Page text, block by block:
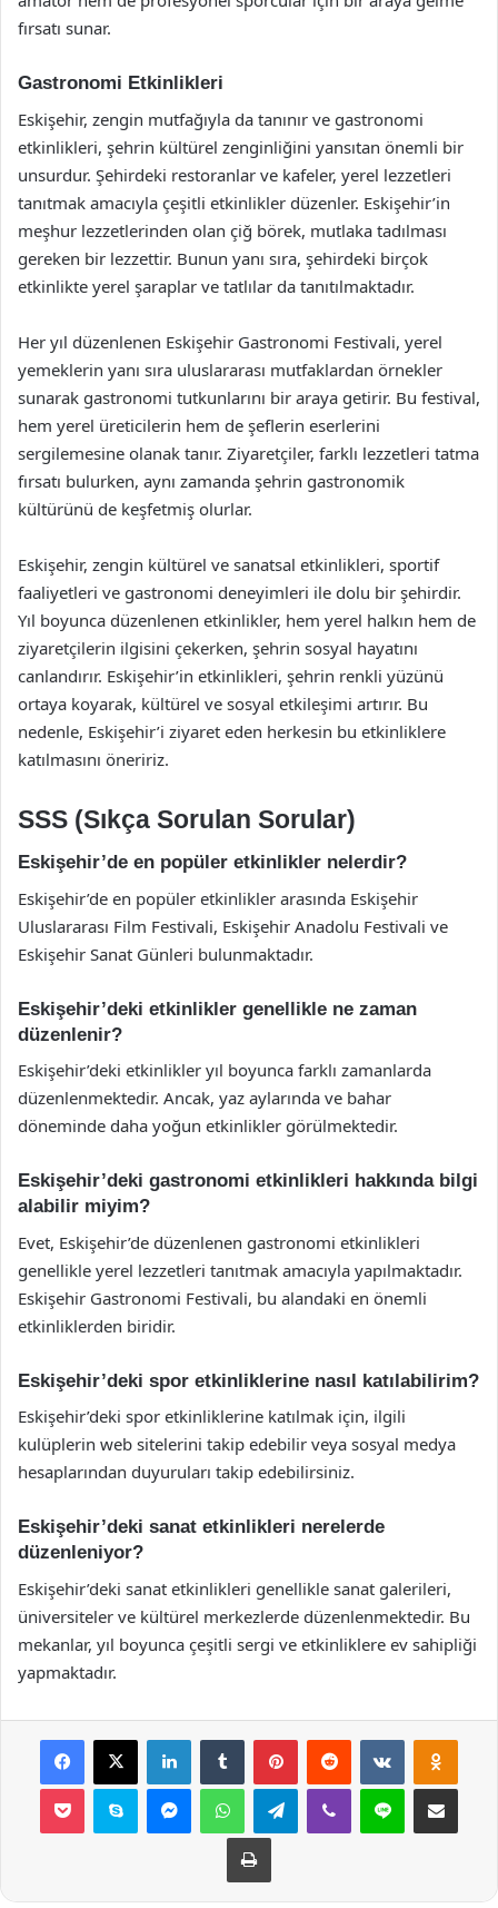
fırsatı sunar.
Gastronomi Etkinlikleri
Eskişehir, zengin mutfağıyla da tanınır ve gastronomi
etkinlikleri, şehrin kültürel zenginliğini yansıtan önemli bir
unsurdur. Şehirdeki restoranlar ve kafeler, yerel lezzetleri
tanıtmak amacıyla çeşitli etkinlikler düzenler. Eskişehir’in
meşhur lezzetlerinden olan çiğ börek, mutlaka tadılması
gereken bir lezzettir. Bunun yanı sıra, şehirdeki birçok
etkinlikte yerel şaraplar ve tatlılar da tanıtılmaktadır.
Her yıl düzenlenen Eskişehir Gastronomi Festivali, yerel
yemeklerin yanı sıra uluslararası mutfaklardan örnekler
sunarak gastronomi tutkunlarını bir araya getirir. Bu festival,
hem yerel üreticilerin hem de şeflerin eserlerini
sergilemesine olanak tanır. Ziyaretçiler, farklı lezzetleri tatma
fırsatı bulurken, aynı zamanda şehrin gastronomik
kültürünü de keşfetmiş olurlar.
Eskişehir, zengin kültürel ve sanatsal etkinlikleri, sportif
faaliyetleri ve gastronomi deneyimleri ile dolu bir şehirdir.
Yıl boyunca düzenlenen etkinlikler, hem yerel halkın hem de
ziyaretçilerin ilgisini çekerken, şehrin sosyal hayatını
canlandırır. Eskişehir’in etkinlikleri, şehrin renkli yüzünü
ortaya koyarak, kültürel ve sosyal etkileşimi artırır. Bu
nedenle, Eskişehir’i ziyaret eden herkesin bu etkinliklere
katılmasını öneririz.
SSS (Sıkça Sorulan Sorular)
Eskişehir’de en popüler etkinlikler nelerdir?
Eskişehir’de en popüler etkinlikler arasında Eskişehir
Uluslararası Film Festivali, Eskişehir Anadolu Festivali ve
Eskişehir Sanat Günleri bulunmaktadır.
Eskişehir’deki etkinlikler genellikle ne zaman
düzenlenir?
Eskişehir’deki etkinlikler yıl boyunca farklı zamanlarda
düzenlenmektedir. Ancak, yaz aylarında ve bahar
döneminde daha yoğun etkinlikler görülmektedir.
Eskişehir’deki gastronomi etkinlikleri hakkında bilgi
alabilir miyim?
Evet, Eskişehir’de düzenlenen gastronomi etkinlikleri
genellikle yerel lezzetleri tanıtmak amacıyla yapılmaktadır.
Eskişehir Gastronomi Festivali, bu alandaki en önemli
etkinliklerden biridir.
Eskişehir’deki spor etkinliklerine nasıl katılabilirim?
Eskişehir’deki spor etkinliklerine katılmak için, ilgili
kulüplerin web sitelerini takip edebilir veya sosyal medya
hesaplarından duyuruları takip edebilirsiniz.
Eskişehir’deki sanat etkinlikleri nerelerde
düzenleniyor?
Eskişehir’deki sanat etkinlikleri genellikle sanat galerileri,
üniversiteler ve kültürel merkezlerde düzenlenmektedir. Bu
mekanlar, yıl boyunca çeşitli sergi ve etkinliklere ev sahipliği
yapmaktadır.
Facebook
X LinkedInTumblr PinterestReddit VKontakte
Pocket Skype MessengerWhatsAppTelegramViber Line E-Posta ile
Yazdır